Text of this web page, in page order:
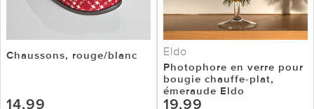
Chaussons, rouge/blanc
14,99
Eldo
Photophore en verre pour
bougie chauffe-plat,
émeraude Eldo
19,99